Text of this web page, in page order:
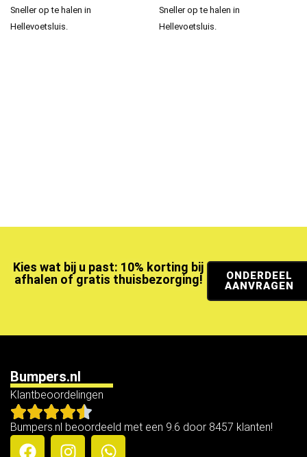
Sneller op te halen in
Hellevoetsluis.
Sneller op te halen in
Hellevoetsluis.
Kies wat bij u past: 10% korting bij
afhalen of gratis thuisbezorging!
ONDERDEEL
AANVRAGEN
Bumpers.nl
Klantbeoordelingen
Bumpers.nl beoordeeld met een 9.6 door 8457 klanten!